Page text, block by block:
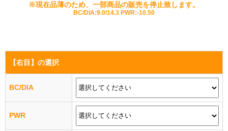
※現在品薄のため、一部商品の販売を停止致します。
BC/DIA:9.0/14.3 PWR:-10.50
【右目】 の選択
BC/DIA
PWR